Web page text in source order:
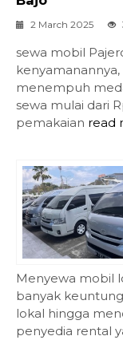
2 March 2025
sewa mobil
menempuh
sewa mulai dari
pemakaian read
Menyewa mobil
banyak
lokal hingga
penyedia rental